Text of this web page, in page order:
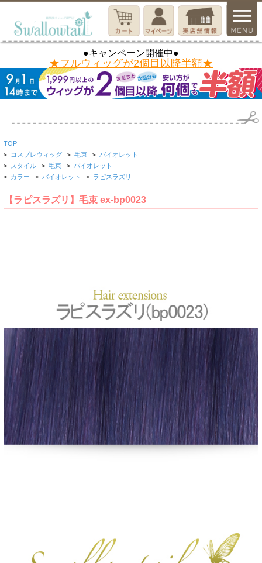
●キャンペーン開催中●
★フルウィッグが2個目以降半額★
TOP
> コスプレウィッグ > 毛束 > バイオレット
> スタイル > 毛束 > バイオレット
> カラー > バイオレット > ラピスラズリ
【ラピスラズリ】毛束 ex-bp0023